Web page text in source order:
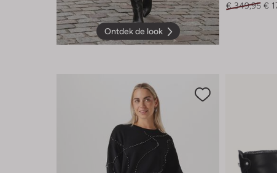
Ontdek de look
€ 349,95 €